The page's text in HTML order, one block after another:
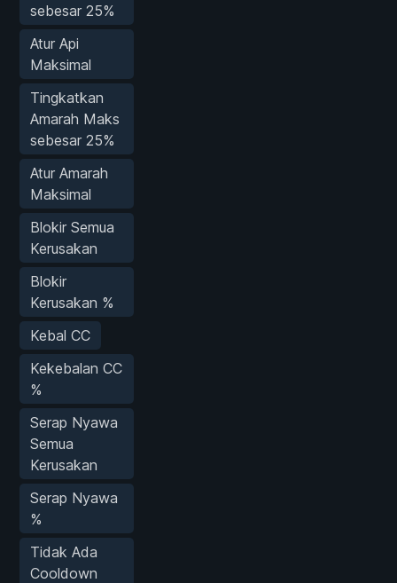
sebesar 25%
Atur Api
Maksimal
Tingkatkan
Amarah Maks
sebesar 25%
Atur Amarah
Maksimal
Blokir Semua
Kerusakan
Blokir
Kerusakan %
Kebal CC
Kekebalan CC
%
Serap Nyawa
Semua
Kerusakan
Serap Nyawa
%
Tidak Ada
Cooldown